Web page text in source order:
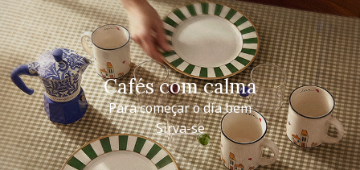
Cafés com calma
Para começar o dia bem
Sirva-se